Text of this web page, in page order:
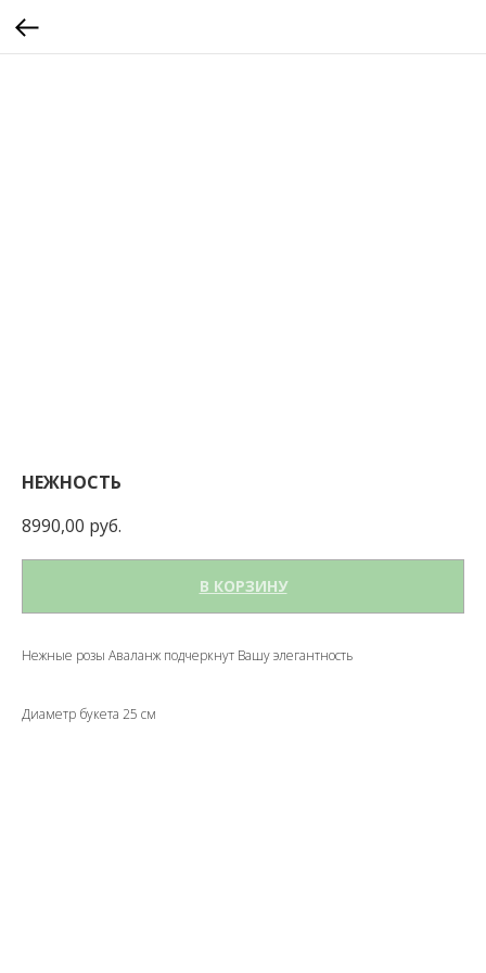
НЕЖНОСТЬ
8990,00 руб.
В КОРЗИНУ
Нежные розы Аваланж подчеркнут Вашу элегантность
Диаметр букета 25 см